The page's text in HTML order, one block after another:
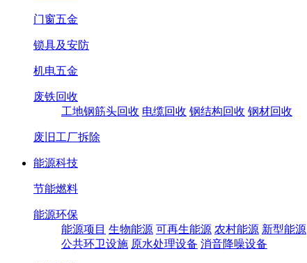
门窗五金
锁具及安防
机电五金
废铁回收
工地钢筋头回收 电缆回收 钢结构回收 钢材回收
废旧工厂拆除
能源科技
节能燃料
能源环保
能源项目 生物能源 可再生能源 农村能源 新型能源
公共环卫设施 原水处理设备 消音降噪设备